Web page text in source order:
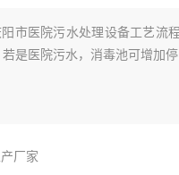
阳市医院污水处理设备工艺流
是医院污水，消毒池可增加
厂家